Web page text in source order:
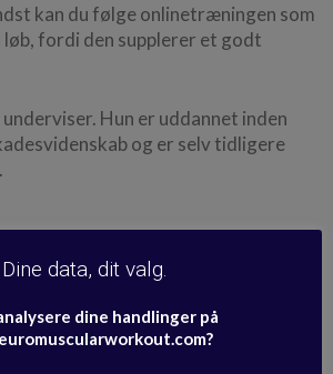
kan du følge onlinetræningen som
fordi den supplerer et godt
Hun er uddannet inden
og er selv tidligere
>
Dine data, dit valg.
dine handlinger på